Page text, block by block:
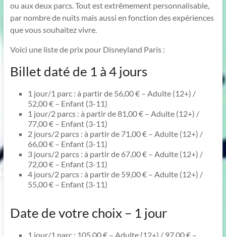
ou aux deux parcs. Tout est extrêmement personnalisable,
par nombre de nuits mais aussi en fonction des expériences
que vous souhaitez vivre.
Voici une liste de prix pour Disneyland Paris :
Billet daté de 1 à 4 jours
1 jour/1 parc : à partir de 56,00 € – Adulte (12+) /
52,00 € – Enfant (3-11)
1 jour/2 parcs : à partir de 81,00 € – Adulte (12+) /
77,00 € – Enfant (3-11)
2 jours/2 parcs : à partir de 71,00 € – Adulte (12+) /
66,00 € – Enfant (3-11)
3 jours/2 parcs : à partir de 67,00 € – Adulte (12+) /
72,00 € – Enfant (3-11)
4 jours/2 parcs : à partir de 59,00 € – Adulte (12+) /
55,00 € – Enfant (3-11)
Date de votre choix – 1 jour
1 jour/1 parc : 105,00 € – Adulte (12+) / 97,00 € –